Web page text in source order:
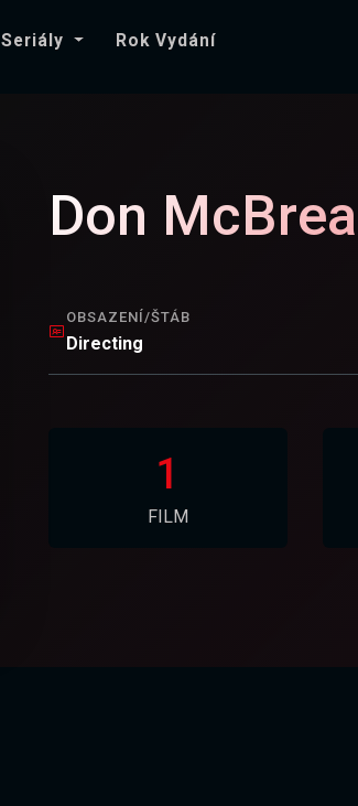
Seriály Rok Vydání
Don
OBSAZENÍ/ŠTÁB
Directing
1
FILM